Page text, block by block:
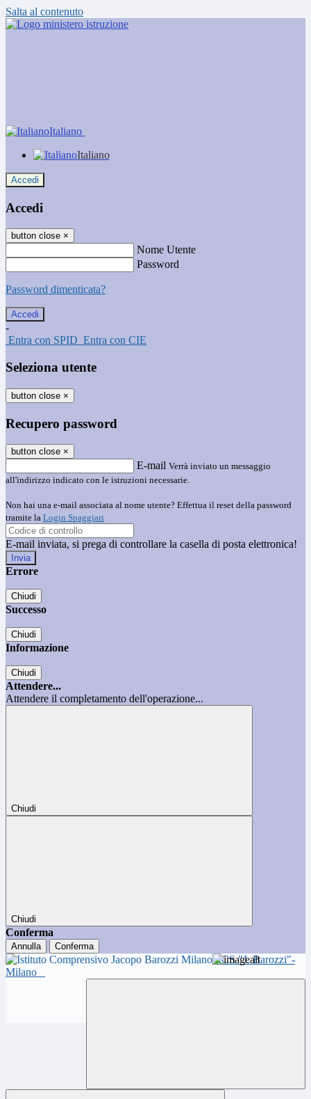
Salta al contenuto
Italiano
Italiano
Accedi
Accedi
button close ×
Nome Utente
Password
Password dimenticata?
-
Entra con SPID Entra con CIE
Seleziona utente
button close ×
Recupero password
button close ×
E-mail Verrà inviato un messaggio
all'indirizzo indicato con le istruzioni necessarie.
Non hai una e-mail associata al nome utente? Effettua il reset della password
tramite la Login Spaggiari
E-mail inviata, si prega di controllare la casella di posta elettronica!
Errore
Chiudi
Successo
Chiudi
Informazione
Chiudi
Attendere...
Attendere il completamento dell'operazione...
Chiudi
Chiudi
Conferma
Annulla Conferma
ICS "J. Barozzi"-
Milano